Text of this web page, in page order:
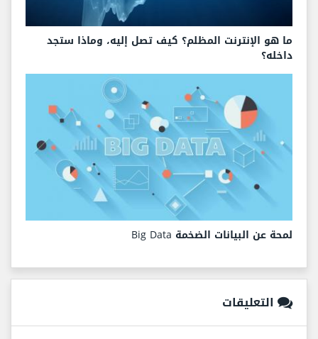
ما هو الإنترنت المظلم؟ كيف تصل إليه، وماذا ستجد
داخله؟
لمحة عن البيانات الضخمة Big Data
التعليقات